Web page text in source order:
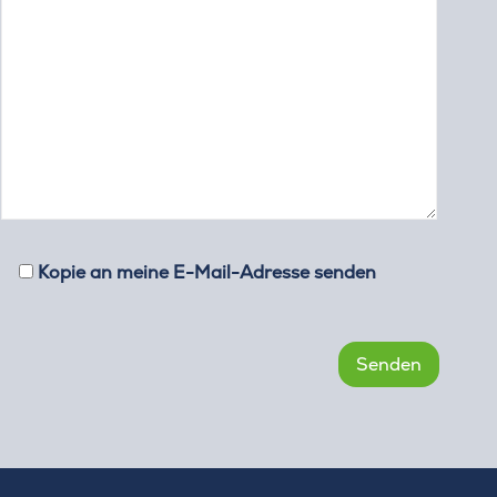
Kopie an meine E-Mail-Adresse senden